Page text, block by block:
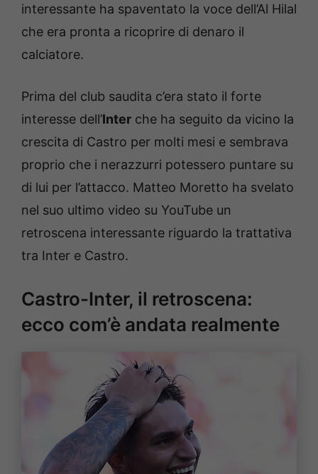
interessante ha spaventato la voce dell’Al Hilal
che era pronta a ricoprire di denaro il
calciatore.
Prima del club saudita c’era stato il forte
interesse dell’Inter che ha seguito da vicino la
crescita di Castro per molti mesi e sembrava
proprio che i nerazzurri potessero puntare su
di lui per l’attacco. Matteo Moretto ha svelato
nel suo ultimo video su YouTube un
retroscena interessante riguardo la trattativa
tra Inter e Castro.
Castro-Inter, il retroscena:
ecco com’è andata realmente